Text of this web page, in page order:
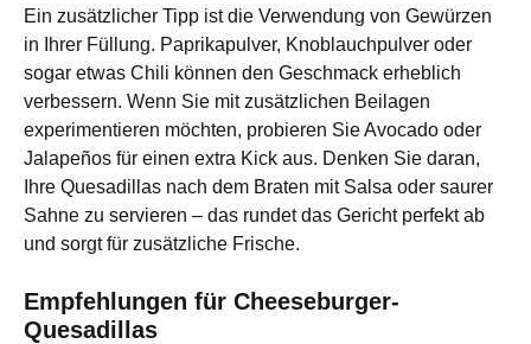
Ein zusätzlicher Tipp ist die Verwendung von Gewürzen
in Ihrer Füllung. Paprikapulver, Knoblauchpulver oder
sogar etwas Chili können den Geschmack erheblich
verbessern. Wenn Sie mit zusätzlichen Beilagen
experimentieren möchten, probieren Sie Avocado oder
Jalapeños für einen extra Kick aus. Denken Sie daran,
Ihre Quesadillas nach dem Braten mit Salsa oder saurer
Sahne zu servieren – das rundet das Gericht perfekt ab
und sorgt für zusätzliche Frische.
Empfehlungen für Cheeseburger-
Quesadillas